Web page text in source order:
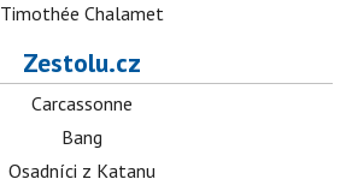
Timothée Chalamet
Zestolu.cz
Carcassonne
Bang
Osadníci z Katanu